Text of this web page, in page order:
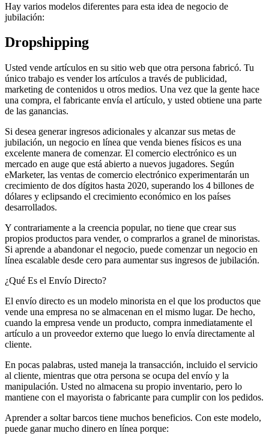
Hay varios modelos diferentes para esta idea de negocio de
jubilación:
Dropshipping
Usted vende artículos en su sitio web que otra persona fabricó. Tu
único trabajo es vender los artículos a través de publicidad,
marketing de contenidos u otros medios. Una vez que la gente hace
una compra, el fabricante envía el artículo, y usted obtiene una parte
de las ganancias.
Si desea generar ingresos adicionales y alcanzar sus metas de
jubilación, un negocio en línea que venda bienes físicos es una
excelente manera de comenzar. El comercio electrónico es un
mercado en auge que está abierto a nuevos jugadores. Según
eMarketer, las ventas de comercio electrónico experimentarán un
crecimiento de dos dígitos hasta 2020, superando los 4 billones de
dólares y eclipsando el crecimiento económico en los países
desarrollados.
Y contrariamente a la creencia popular, no tiene que crear sus
propios productos para vender, o comprarlos a granel de minoristas.
Si aprende a abandonar el negocio, puede comenzar un negocio en
línea escalable desde cero para aumentar sus ingresos de jubilación.
¿Qué Es el Envío Directo?
El envío directo es un modelo minorista en el que los productos que
vende una empresa no se almacenan en el mismo lugar. De hecho,
cuando la empresa vende un producto, compra inmediatamente el
artículo a un proveedor externo que luego lo envía directamente al
cliente.
En pocas palabras, usted maneja la transacción, incluido el servicio
al cliente, mientras que otra persona se ocupa del envío y la
manipulación. Usted no almacena su propio inventario, pero lo
mantiene con el mayorista o fabricante para cumplir con los pedidos.
Aprender a soltar barcos tiene muchos beneficios. Con este modelo,
puede ganar mucho dinero en línea porque: